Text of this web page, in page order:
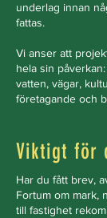
underlag innan
fattas.
Vi anser att
hela sin
vatten, vägar,
företagande och
Viktigt för
Har du fått brev,
Fortum om mark,
till fastighet